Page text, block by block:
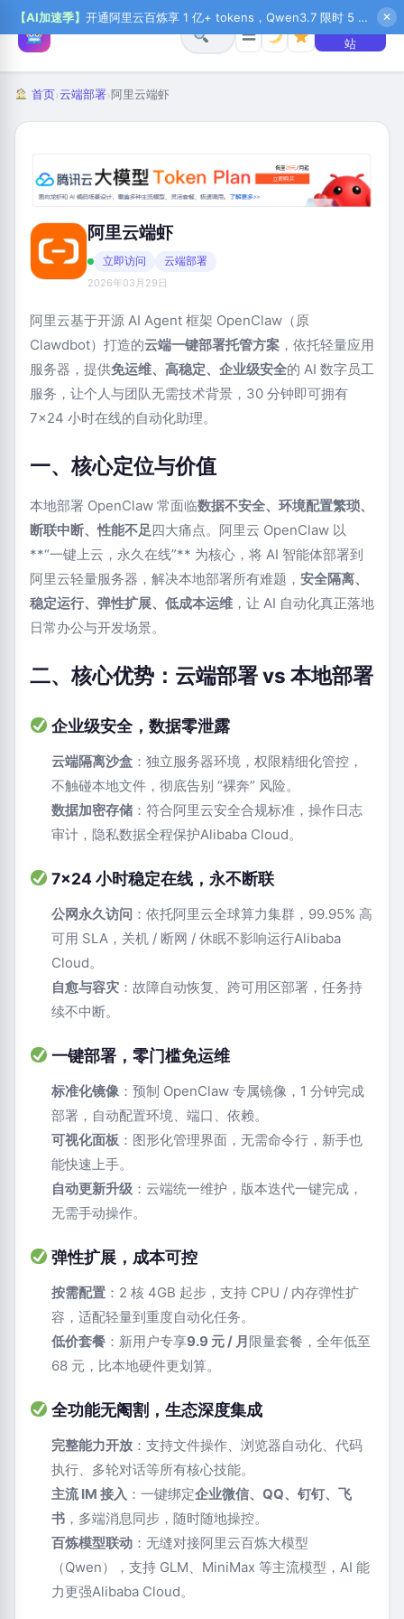
【AI加速季】 开通阿里云百炼享 1 亿+ tokens，Qwen3.7 限时 5 折起，秒悟新注送 1 万积分，加入 OPC 赢百万助力金，QoderWork CN 首月 0 元 ✕
☰
+ 提交网
站
首页›云端部署›阿里云端虾
阿里云端虾
立即访问 云端部署
2026年03月29日
阿里云基于开源 AI Agent 框架 OpenClaw（原
Clawdbot）打造的云端一键部署托管方案 ，依托轻量应用
服务器，提供免运维、高稳定、企业级安全的 AI 数字员工
服务，让个人与团队无需技术背景，30 分钟即可拥有
7×24 小时在线的自动化助理。
一、核心定位与价值
本地部署 OpenClaw 常面临数据不安全、环境配置繁琐、
断联中断、性能不足四大痛点。阿里云 OpenClaw 以
**“一键上云，永久在线”** 为核心，将 AI 智能体部署到
阿里云轻量服务器，解决本地部署所有难题， 安全隔离、
稳定运行、弹性扩展、低成本运维 ，让 AI 自动化真正落地
日常办公与开发场景。
二、核心优势：云端部署 vs 本地部署
企业级安全，数据零泄露
云端隔离沙盒 ：独立服务器环境，权限精细化管控，
不触碰本地文件，彻底告别 “裸奔” 风险。
数据加密存储 ：符合阿里云安全合规标准，操作日志
审计，隐私数据全程保护Alibaba Cloud。
7×24 小时稳定在线，永不断联
公网永久访问 ：依托阿里云全球算力集群，99.95% 高
可用 SLA，关机 / 断网 / 休眠不影响运行Alibaba
Cloud。
自愈与容灾 ：故障自动恢复、跨可用区部署，任务持
续不中断。
一键部署，零门槛免运维
标准化镜像 ：预制 OpenClaw 专属镜像，1 分钟完成
部署，自动配置环境、端口、依赖。
可视化面板 ：图形化管理界面，无需命令行，新手也
能快速上手。
自动更新升级 ：云端统一维护，版本迭代一键完成，
无需手动操作。
弹性扩展，成本可控
按需配置 ：2 核 4GB 起步，支持 CPU / 内存弹性扩
容，适配轻量到重度自动化任务。
低价套餐 ：新用户专享9.9 元 / 月限量套餐，全年低至
68 元，比本地硬件更划算。
全功能无阉割，生态深度集成
完整能力开放 ：支持文件操作、浏览器自动化、代码
执行、多轮对话等所有核心技能。
主流 IM 接入 ：一键绑定企业微信、QQ、钉钉、飞
书 ，多端消息同步，随时随地操控。
百炼模型联动 ：无缝对接阿里云百炼大模型
（Qwen），支持 GLM、MiniMax 等主流模型，AI 能
力更强Alibaba Cloud。